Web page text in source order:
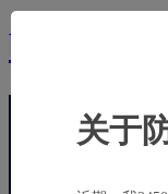
bb亚太德
关于